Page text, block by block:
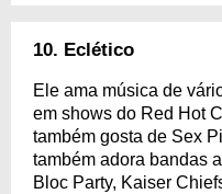
10. Eclético
Ele ama música de
em shows do Red Hot
também gosta de Sex
também adora bandas
Bloc Party, Kaiser